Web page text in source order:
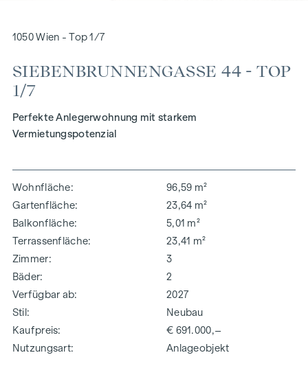
1050 Wien - Top 1/7
SIEBENBRUNNENGASSE 44 - TOP
1/7
Perfekte Anlegerwohnung mit starkem
Vermietungspotenzial
Wohnfläche
96,59 m²
Gartenfläche
23,64 m²
Balkonfläche
5,01 m²
Terrassenfläche
23,41 m²
Zimmer
3
Bäder
2
Verfügbar ab
2027
Stil
Neubau
Kaufpreis
€ 691.000,–
Nutzungsart
Anlageobjekt